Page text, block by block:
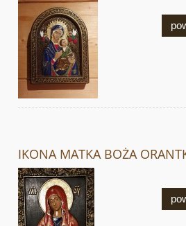
IKONA MATKA BOŻA